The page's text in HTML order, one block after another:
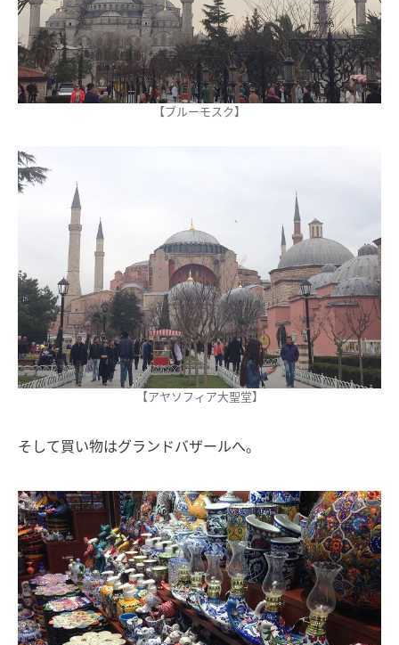
【ブルーモスク】
【アヤソフィア大聖堂】
そして買い物はグランドバザールへ。